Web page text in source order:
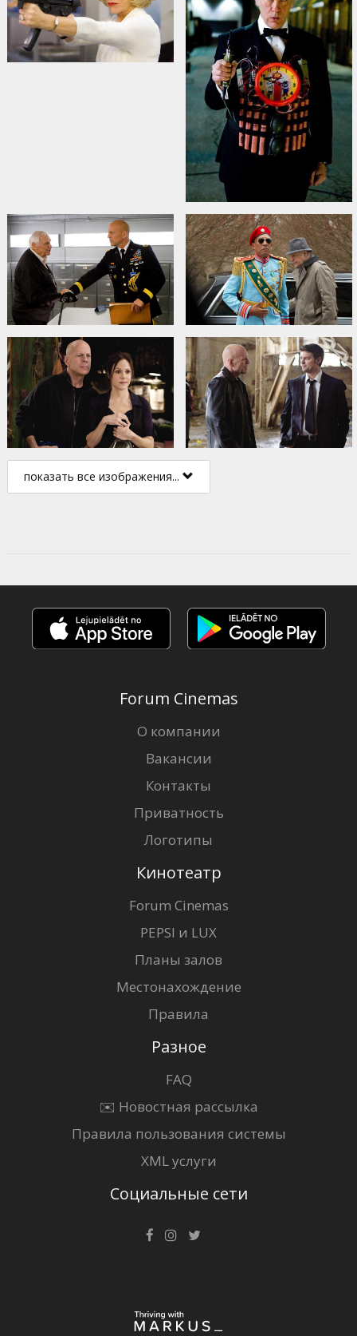
показать все изображения...
Forum Cinemas
О компании
Вакансии
Контакты
Приватность
Логотипы
Кинотеатр
Forum Cinemas
PEPSI и LUX
Планы залов
Местонахождение
Правила
Разное
FAQ
✉️ Новостная рассылка
Правила пользования системы
XML услуги
Социальные сети